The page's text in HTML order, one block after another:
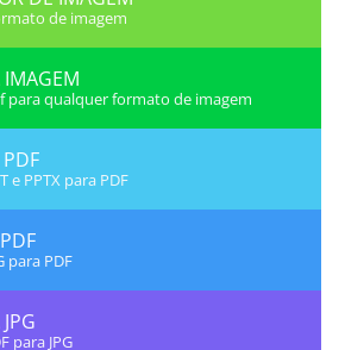
de imagem
IMAGEM
para qualquer formato de imagem
e PPTX para PDF
para PDF
para JPG